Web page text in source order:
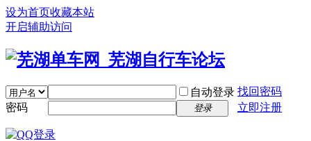
设为首页收藏本站
开启辅助访问
自动登录 找回密码
密码
登录 立即注册